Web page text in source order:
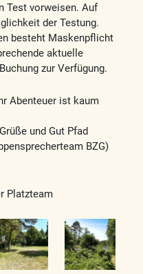
Test vorweisen. Auf
der Testung.
besteht Maskenpflicht
aktuelle
zur Verfügung.
Abenteuer ist kaum
und Gut Pfad
BZG)
Platzteam